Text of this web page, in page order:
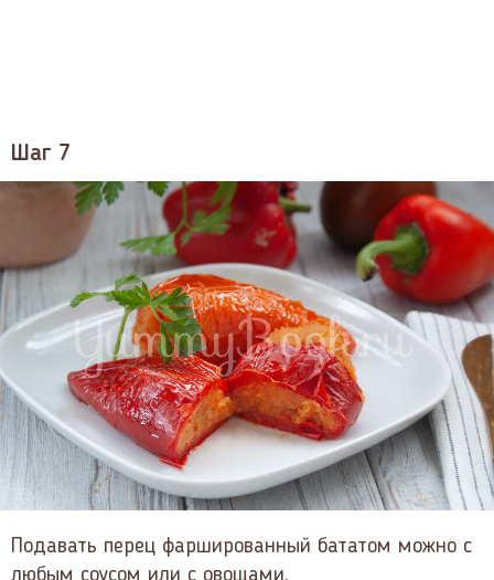
Шаг 7
Подавать перец фаршированный бататом можно с